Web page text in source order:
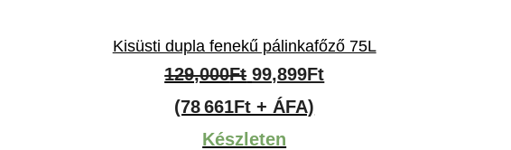
Kisüsti dupla fenekű pálinkafőző 75L
129,000Ft Original
price
was:
99,899FtCurrent
(78 661Ft + ÁFA)
Készleten